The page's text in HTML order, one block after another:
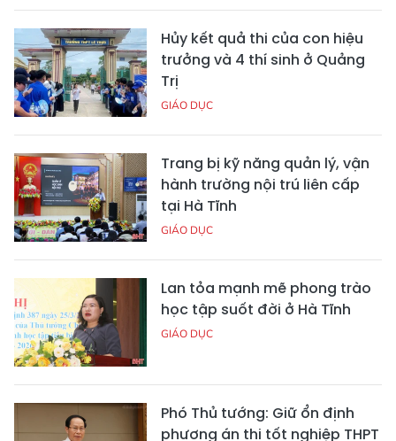
Hủy kết quả thi của con hiệu
trưởng và 4 thí sinh ở Quảng
Trị
GIÁO DỤC
Trang bị kỹ năng quản lý, vận
hành trường nội trú liên cấp
tại Hà Tĩnh
GIÁO DỤC
Lan tỏa mạnh mẽ phong trào
học tập suốt đời ở Hà Tĩnh
GIÁO DỤC
Phó Thủ tướng: Giữ ổn định
phương án thi tốt nghiệp THPT